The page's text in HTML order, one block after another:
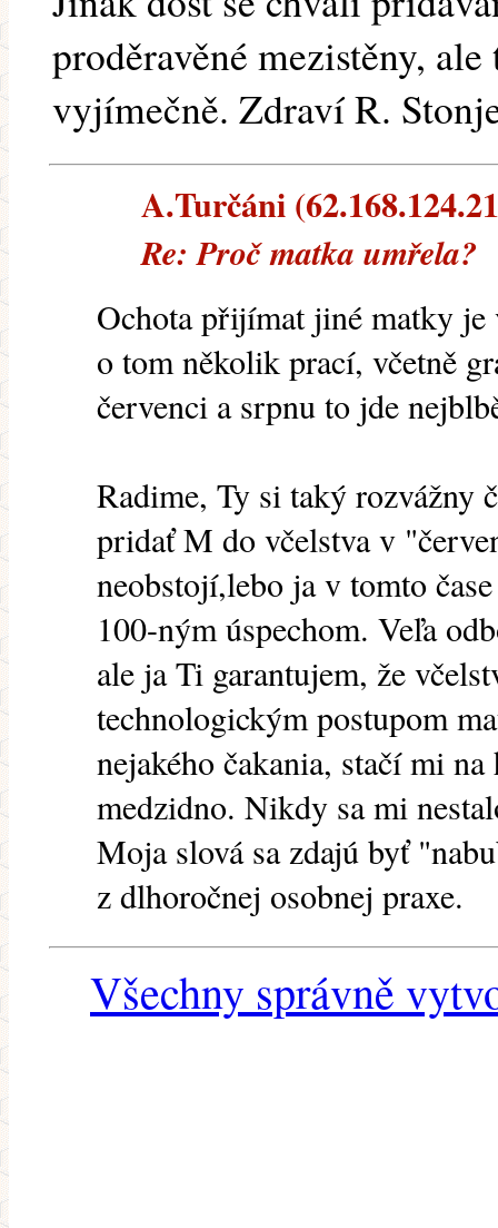
proděravěné mezistěny,
vyjímečně. Zdraví R.
A.Turčáni
Re: Proč matka umřela?
Ochota přijímat jiné matky je
o tom několik prací, včetně
červenci a srpnu to jde
Radime, Ty si taký rozvážny
pridať M do včelstva v
neobstojí,lebo ja v tomto
100-ným úspechom. Veľa
ale ja Ti garantujem, že
technologickým postupom
nejakého čakania, stačí mi
medzidno. Nikdy sa mi
Moja slová sa zdajú byť
z dlhoročnej osobnej praxe.
Všechny správně